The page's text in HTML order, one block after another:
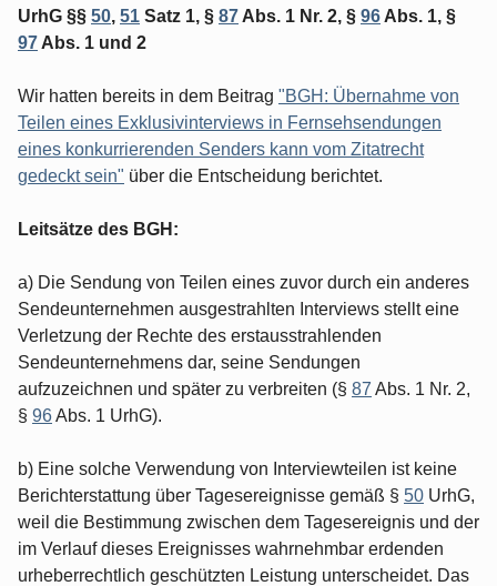
UrhG §§ 50, 51 Satz 1, § 87 Abs. 1 Nr. 2, § 96 Abs. 1, §
97 Abs. 1 und 2
Wir hatten bereits in dem Beitrag "BGH: Übernahme von
Teilen eines Exklusivinterviews in Fernsehsendungen
eines konkurrierenden Senders kann vom Zitatrecht
gedeckt sein" über die Entscheidung berichtet.
Leitsätze des BGH:
a) Die Sendung von Teilen eines zuvor durch ein anderes
Sendeunternehmen ausgestrahlten Interviews stellt eine
Verletzung der Rechte des erstausstrahlenden
Sendeunternehmens dar, seine Sendungen
aufzuzeichnen und später zu verbreiten (§ 87 Abs. 1 Nr. 2,
§ 96Abs. 1 UrhG).
b) Eine solche Verwendung von Interviewteilen ist keine
Berichterstattung über Tagesereignisse gemäß § 50 UrhG,
weil die Bestimmung zwischen dem Tagesereignis und der
im Verlauf dieses Ereignisses wahrnehmbar erdenden
urheberrechtlich geschützten Leistung unterscheidet. Das